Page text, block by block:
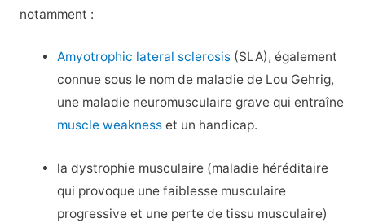
notamment :
Amyotrophic lateral sclerosis (SLA), également
connue sous le nom de maladie de Lou Gehrig,
une maladie neuromusculaire grave qui entraîne
muscle weakness et un handicap.
la dystrophie musculaire (maladie héréditaire
qui provoque une faiblesse musculaire
progressive et une perte de tissu musculaire)